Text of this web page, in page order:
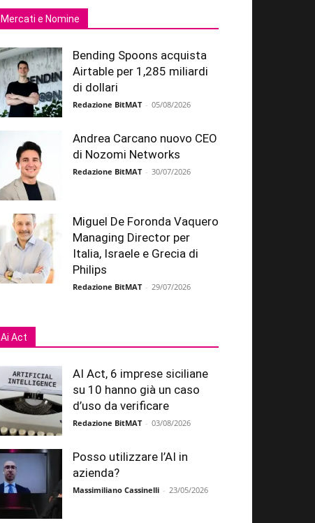
Mercati e Nomine
Bending Spoons acquista
Airtable per 1,285 miliardi
di dollari
Redazione BitMAT - 05/08/2026
Andrea Carcano nuovo CEO
di Nozomi Networks
Redazione BitMAT - 30/07/2026
Miguel De Foronda Vaquero
Managing Director per
Italia, Israele e Grecia di
Philips
Redazione BitMAT - 29/07/2026
Ai Act
AI Act, 6 imprese siciliane
su 10 hanno già un caso
d’uso da verificare
Redazione BitMAT - 03/08/2026
Posso utilizzare l’AI in
azienda?
Massimiliano Cassinelli - 23/05/2026